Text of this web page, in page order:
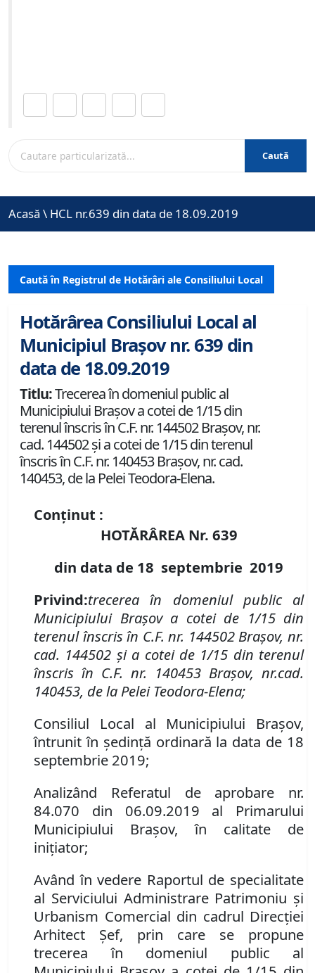
Caută
Acasă \ HCL nr.639 din data de 18.09.2019
Caută în Registrul de Hotărâri ale Consiliului Local
Hotărârea Consiliului Local al
Municipiul Brașov nr. 639 din
data de 18.09.2019
Titlu:Trecerea în domeniul public al
Municipiului Braşov a cotei de 1/15 din
terenul înscris în C.F. nr. 144502 Brașov, nr.
cad. 144502 și a cotei de 1/15 din terenul
înscris în C.F. nr. 140453 Brașov, nr. cad.
140453, de la Pelei Teodora-Elena.
Conținut :
HOTĂRÂREA Nr. 639
din data de 18 septembrie 2019
Privind:trecerea în domeniul public al
Municipiului Braşov a cotei de 1/15 din
terenulînscris în C.F. nr. 144502 Brașov,nr.
cad. 144502 și a cotei de 1/15 din terenul
înscris în C.F. nr. 140453 Brașov, nr.cad.
140453, de la Pelei Teodora-Elena;
Consiliul Local al Municipiului Brașov,
întrunit în ședință ordinară la data de 18
septembrie 2019;
Analizând Referatul de aprobare nr.
84.070 din 06.09.2019 al Primarului
Municipiului Brașov, în calitate de
inițiator;
Având în vedere Raportul de specialitate
al Serviciului Administrare Patrimoniu şi
Urbanism Comercial din cadrul Direcției
Arhitect Șef, prin care se propune
trecerea în domeniul public al